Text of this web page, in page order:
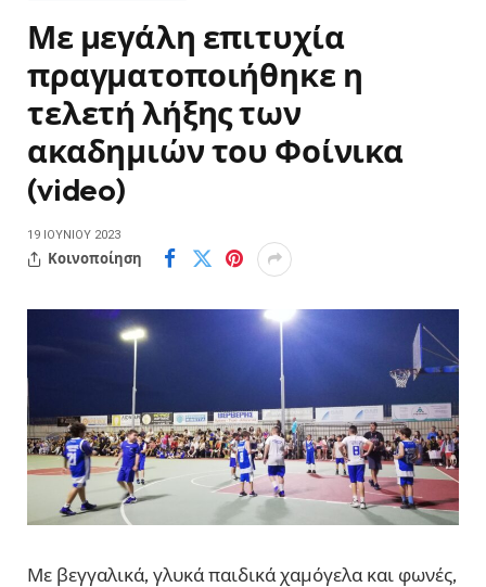
Με μεγάλη επιτυχία
πραγματοποιήθηκε η
τελετή λήξης των
ακαδημιών του Φοίνικα
(video)
19 ΙΟΥΝΊΟΥ 2023
Κοινοποίηση
Με βεγγαλικά, γλυκά παιδικά χαμόγελα και φωνές,